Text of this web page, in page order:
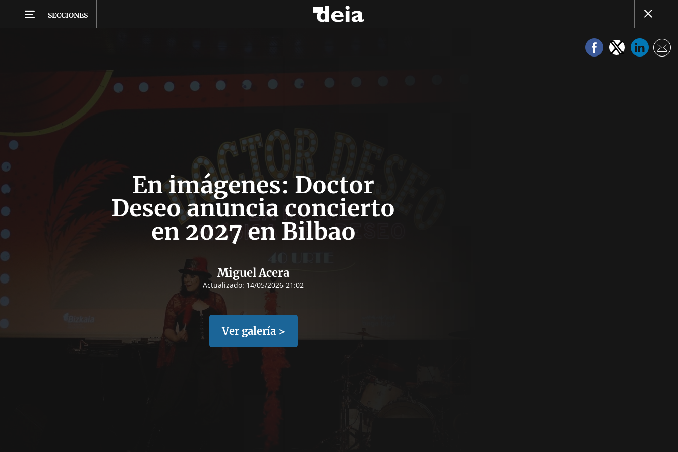
SECCIONES
En imágenes: Doctor
Deseo anuncia concierto
en 2027 en Bilbao
Miguel Acera
Actualizado: 14/05/2026 21:02
Ver galería >